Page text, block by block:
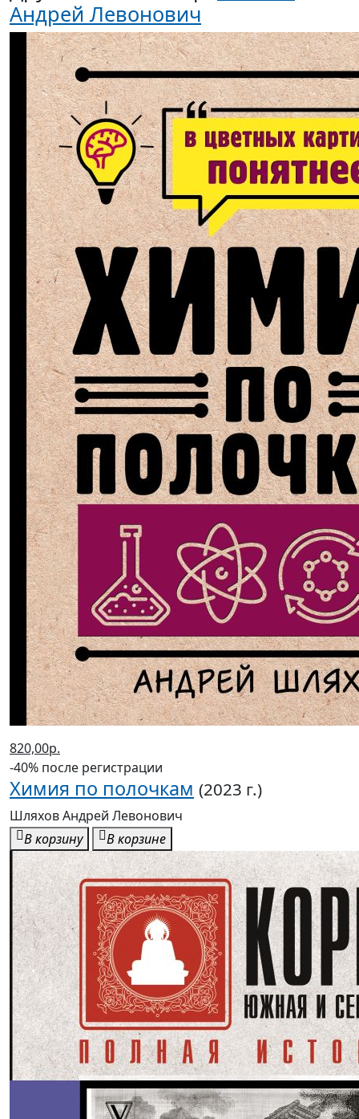
Андрей Левонович
820,00р.
-40% после регистрации
Химия по полочкам (2023 г.)
Шляхов Андрей Левонович
В корзину
В корзине